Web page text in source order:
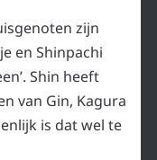
zijn
en Shinpachi
Shin heeft
van Gin, Kagura
is dat wel te